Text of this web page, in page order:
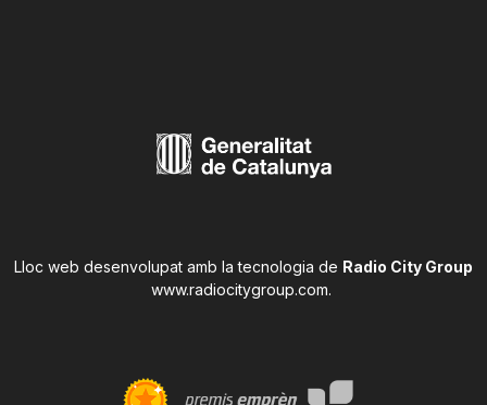
Lloc web desenvolupat amb la tecnologia de Radio City Group
www.radiocitygroup.com.